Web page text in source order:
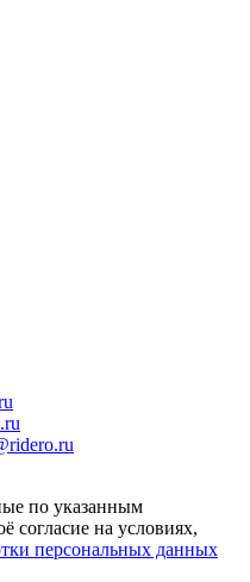
по указанным
согласие на условиях,
персональных данных